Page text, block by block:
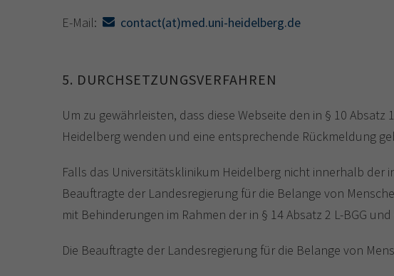
E-Mail: contact(at)med.uni-heidelberg.de
5. DURCHSETZUNGSVERFAHREN
Um zu gewährleisten, dass diese Webseite den in § 10
Heidelberg wenden und eine entsprechende Rückmeldung
Falls das Universitätsklinikum Heidelberg nicht innerhalb der
Beauftragte der Landesregierung für die Belange von
mit Behinderungen im Rahmen der in § 14 Absatz 2 L-BGG
Die Beauftragte der Landesregierung für die Belange von